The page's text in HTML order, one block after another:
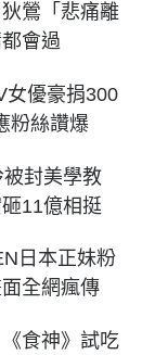
鶯「悲痛離
會過
女優豪捐300
粉絲讚爆
封美學教
11億相挺
日本正妹粉
全網瘋傳
食神》試吃